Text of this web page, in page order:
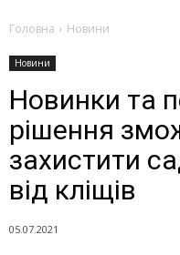
Головна Новини
Новини
Новинки та
рішення
захистити
від кліщів
05.07.2021